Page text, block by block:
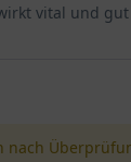
vital und
nach